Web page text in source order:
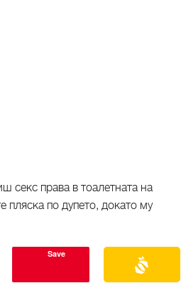
секс права в тоалетната на
по дупето, докато му
Save